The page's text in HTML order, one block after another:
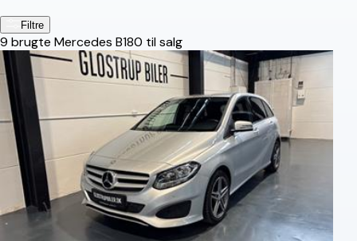
Filtre
9 brugte Mercedes B180 til salg